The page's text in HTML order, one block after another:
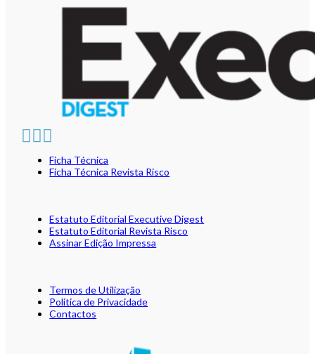
Ficha Técnica
Ficha Técnica Revista Risco
Estatuto Editorial Executive Digest
Estatuto Editorial Revista Risco
Assinar Edição Impressa
Termos de Utilização
Política de Privacidade
Contactos